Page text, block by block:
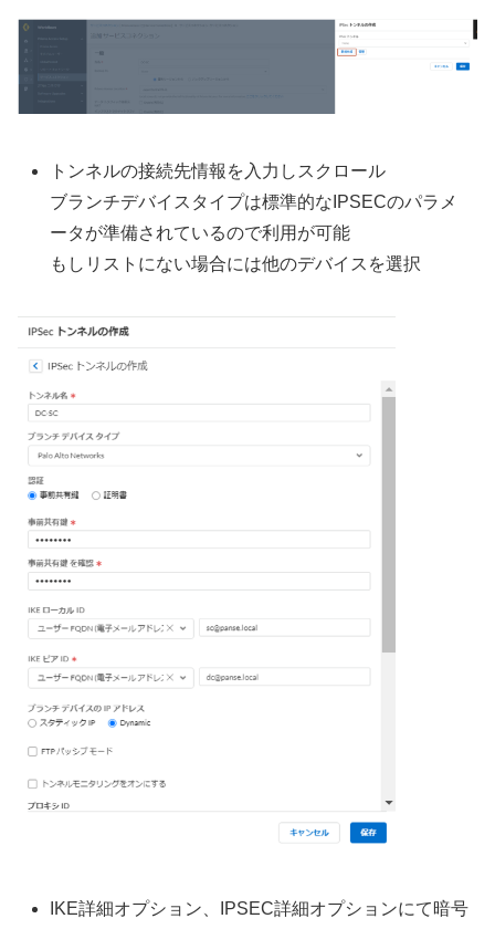
トンネルの接続先情報を入力しスクロール
ブランチデバイスタイプは標準的なIPSECのパラメ
ータが準備されているので利用が可能
もしリストにない場合には他のデバイスを選択
IKE詳細オプション、IPSEC詳細オプションにて暗号